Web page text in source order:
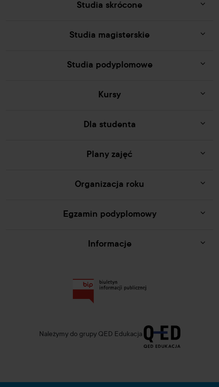
Studia skrócone
Studia magisterskie
Studia podyplomowe
Kursy
Dla studenta
Plany zajęć
Organizacja roku
Egzamin podyplomowy
Informacje
Należymy do grupy QED Edukacja